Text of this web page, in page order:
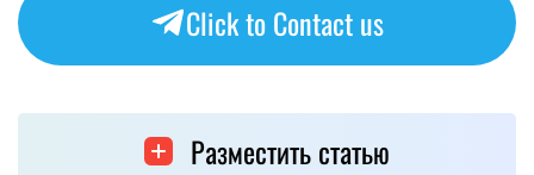
Click to Contact us
Разместить статью